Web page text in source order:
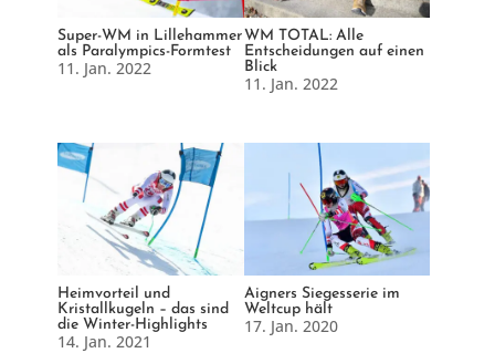
Super-WM in Lillehammer
als Paralympics-Formtest
11. Jan. 2022
WM TOTAL: Alle
Entscheidungen auf einen
Blick
11. Jan. 2022
Heimvorteil und
Kristallkugeln – das sind
die Winter-Highlights
14. Jan. 2021
Aigners Siegesserie im
Weltcup hält
17. Jan. 2020